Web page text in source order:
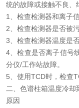
统的故障或接触不良、
1、检查检测器和离子
2、检查检测器是否被
3、检查检测器温度是
4、检查是否离子信号
分仪/工作站故障。
5、使用TCD时，检查
二、色谱柱箱温度冷
原因